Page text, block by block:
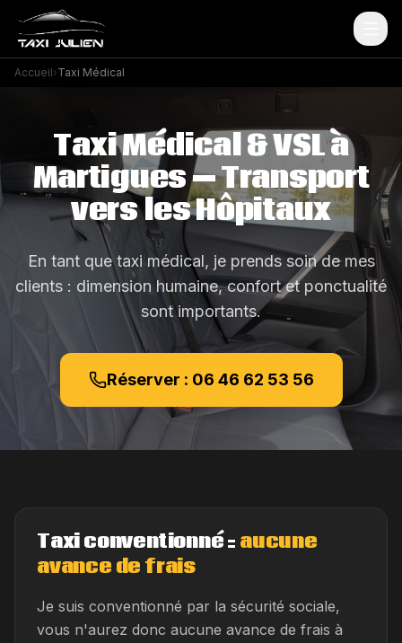
Accueil›Taxi Médical
Taxi Médical & VSL à
Martigues — Transport
vers les Hôpitaux
En tant que taxi médical, je prends soin de mes
clients : dimension humaine, confort et ponctualité
sont importants.
Réserver : 06 46 62 53 56
Taxi conventionné = aucune
avance de frais
Je suis conventionné par la sécurité sociale,
vous n'aurez donc aucune avance de frais à